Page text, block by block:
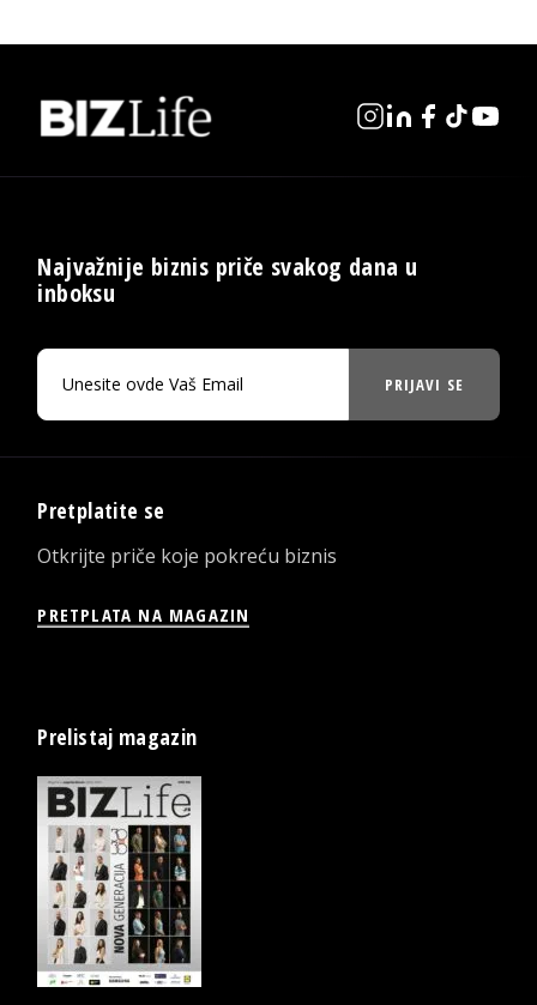
Najvažnije biznis priče svakog dana u
inboksu
PRIJAVI SE
Pretplatite se
Otkrijte priče koje pokreću biznis
PRETPLATA NA MAGAZIN
Prelistaj magazin